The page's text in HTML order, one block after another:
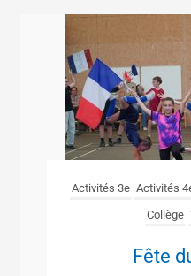
Activités 3e Activités
Collège
Fête